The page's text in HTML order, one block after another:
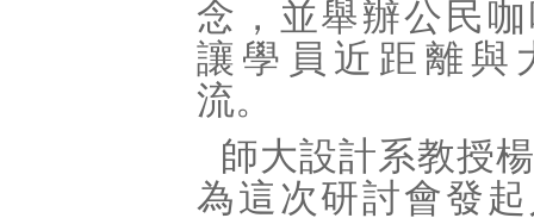
念，並舉辦公民
讓學員近距離與
流。
師大設計系教授
為這次研討會發